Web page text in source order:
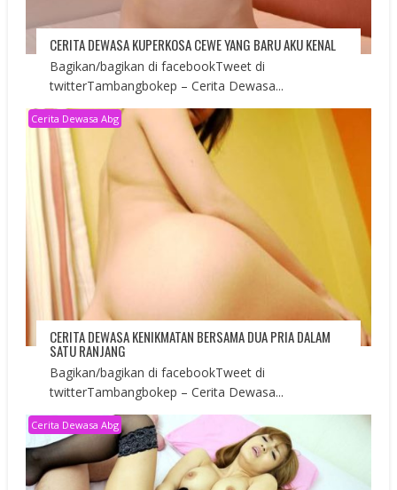
CERITA DEWASA KUPERKOSA CEWE YANG BARU AKU KENAL
Bagikan/bagikan di facebookTweet di
twitterTambangbokep – Cerita Dewasa...
Cerita Dewasa Abg
CERITA DEWASA KENIKMATAN BERSAMA DUA PRIA DALAM
SATU RANJANG
Bagikan/bagikan di facebookTweet di
twitterTambangbokep – Cerita Dewasa...
Cerita Dewasa Abg